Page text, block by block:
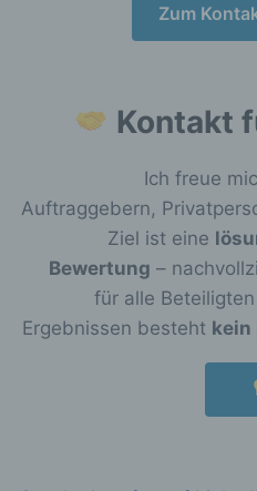
Zum
Kontakt
Ich freue
Auftraggebern,
Ziel ist eine
Bewertung –
für alle
Ergebnissen besteht kein
Deutschland
E-Mail:
Die Internetseiten
genannte Cookies,
SessionStorage. Dies
Angebot
sicherer zu machen.
SessionStorage ist eine
welcher ihr Browser
oder mobilen Gerät
Textdateien, welche
auf einem